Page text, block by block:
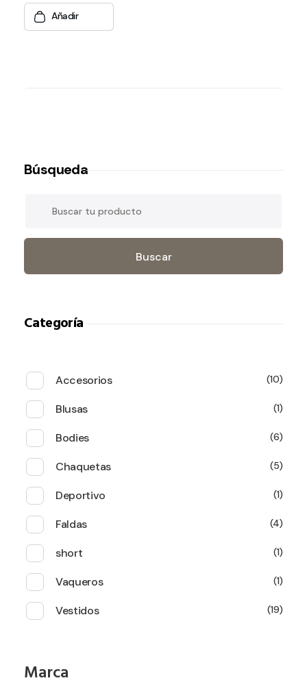
Añadir
Búsqueda
Buscar
Categoría
Accesorios 10
Blusas 1
Bodies 6
Chaquetas 5
Deportivo 1
Faldas 4
short 1
Vaqueros 1
Vestidos 19
Marca